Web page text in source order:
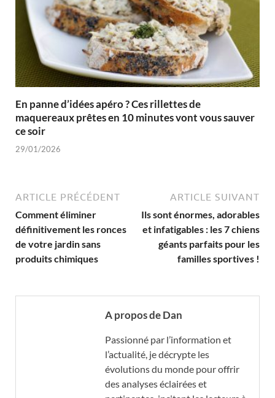
En panne d’idées apéro ? Ces rillettes de
maquereaux prêtes en 10 minutes vont vous sauver
ce soir
29/01/2026
ARTICLE PRÉCÉDENT
Comment éliminer
définitivement les ronces
de votre jardin sans
produits chimiques
ARTICLE SUIVANT
Ils sont énormes, adorables
et infatigables : les 7 chiens
géants parfaits pour les
familles sportives !
A propos de Dan
Passionné par l’information et
l’actualité, je décrypte les
évolutions du monde pour offrir
des analyses éclairées et